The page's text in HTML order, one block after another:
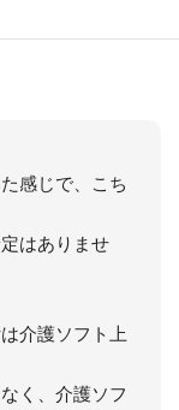
感じで、こち
はありませ
介護ソフト上
く、介護ソフ